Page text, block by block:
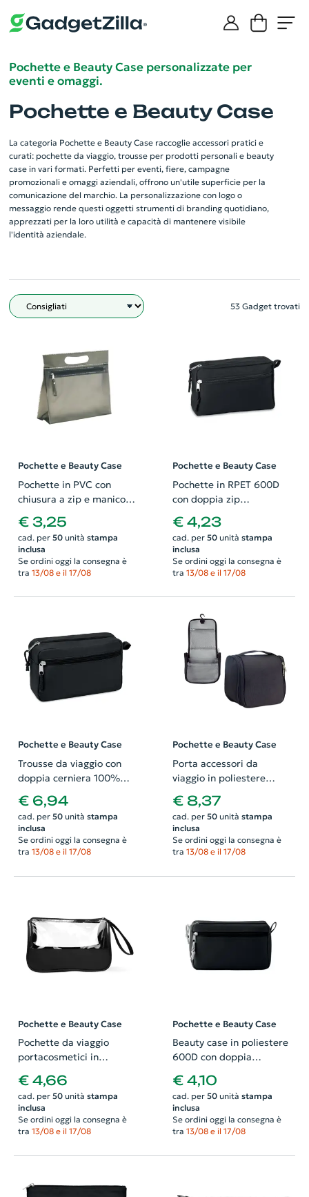
Pochette e Beauty Case personalizzate per
eventi e omaggi.
Pochette e Beauty Case
La categoria Pochette e Beauty Case raccoglie accessori pratici e
curati: pochette da viaggio, trousse per prodotti personali e beauty
case in vari formati. Perfetti per eventi, fiere, campagne
promozionali e omaggi aziendali, offrono un'utile superficie per la
comunicazione del marchio. La personalizzazione con logo o
messaggio rende questi oggetti strumenti di branding quotidiano,
apprezzati per la loro utilità e capacità di mantenere visibile
l'identità aziendale.
Filtro 53 Gadget trovati
Pochette e Beauty Case
Pochette in PVC con
chiusura a zip e manico
240x70x200mm
€ 3,25
cad. per 50unità stampa
inclusa
Se ordini oggi la consegna è
tra 13/08 e il 17/08
Pochette e Beauty Case
Pochette in RPET 600D
con doppia zip
210x80x130mm
€ 4,23
cad. per 50unità stampa
inclusa
Se ordini oggi la consegna è
tra 13/08 e il 17/08
Pochette e Beauty Case
Trousse da viaggio con
doppia cerniera 100%
canapa 210x80x130mm
€ 6,94
cad. per 50unità stampa
inclusa
Se ordini oggi la consegna è
tra 13/08 e il 17/08
Pochette e Beauty Case
Porta accessori da
viaggio in poliestere
200x70x150mm
€ 8,37
cad. per 50unità stampa
inclusa
Se ordini oggi la consegna è
tra 13/08 e il 17/08
Pochette e Beauty Case
Pochette da viaggio
portacosmetici in
230x100x145mm
€ 4,66
cad. per 50unità stampa
inclusa
Se ordini oggi la consegna è
tra 13/08 e il 17/08
Pochette e Beauty Case
Beauty case in poliestere
600D con doppia
€ 4,10
cad. per 50unità stampa
inclusa
Se ordini oggi la consegna è
tra 13/08 e il 17/08